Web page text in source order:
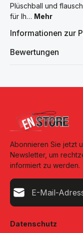
Plüschball und
für Ih… Mehr
Informationen zur
Bewertungen
Abonnieren Sie jetzt
Newsletter, um
informiert zu werden.
E-Mail-Adresse*
Datenschutz